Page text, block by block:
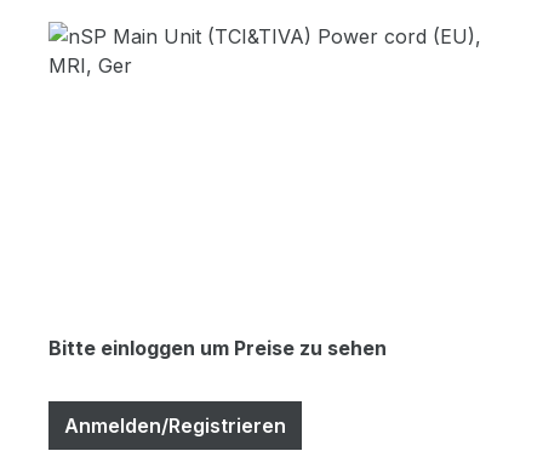
Bildergalerie überspringen
Bitte einloggen um Preise zu sehen
Anmelden/Registrieren